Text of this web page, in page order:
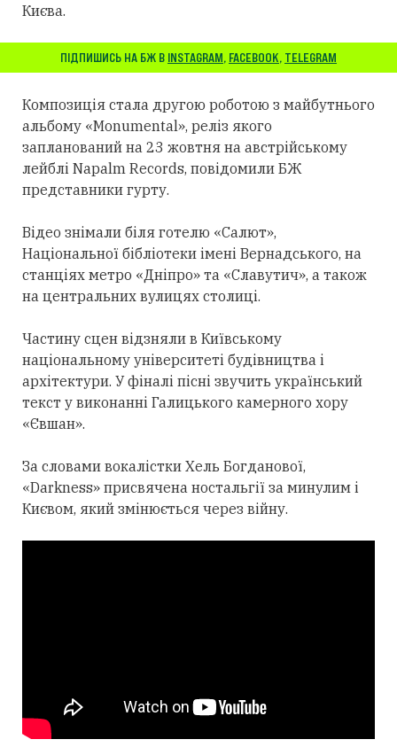
Києва.
ПІДПИШИСЬ НА БЖ В INSTAGRAM, FACEBOOK, TELEGRAM
Композиція стала другою роботою з майбутнього
альбому «Monumental», реліз якого
запланований на 23 жовтня на австрійському
лейблі Napalm Records, повідомили БЖ
представники гурту.
Відео знімали біля готелю «Салют»,
Національної бібліотеки імені Вернадського, на
станціях метро «Дніпро» та «Славутич», а також
на центральних вулицях столиці.
Частину сцен відзняли в Київському
національному університеті будівництва і
архітектури. У фіналі пісні звучить український
текст у виконанні Галицького камерного хору
«Євшан».
За словами вокалістки Хель Богданової,
«Darkness» присвячена ностальгії за минулим і
Києвом, який змінюється через війну.